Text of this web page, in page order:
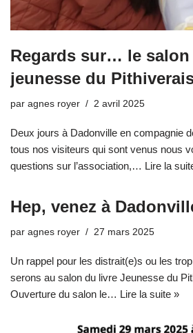
Regards sur… le
jeunesse du
par agnes royer 2 avril 2025
Deux jours à Dadonville en compagnie
tous nos visiteurs qui sont venus nous
questions sur l’association,… Lire la
Hep, venez à
par agnes royer 27 mars 2025
Un rappel pour les distrait(e)s ou les
serons au salon du livre Jeunesse du
Ouverture du salon le… Lire la suite »